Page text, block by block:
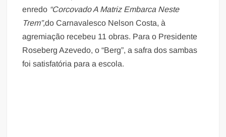
enredo “Corcovado A Matriz Embarca Neste
Trem”,do Carnavalesco Nelson Costa, à
agremiação recebeu 11 obras. Para o Presidente
Roseberg Azevedo, o “Berg”, a safra dos sambas
foi satisfatória para a escola.